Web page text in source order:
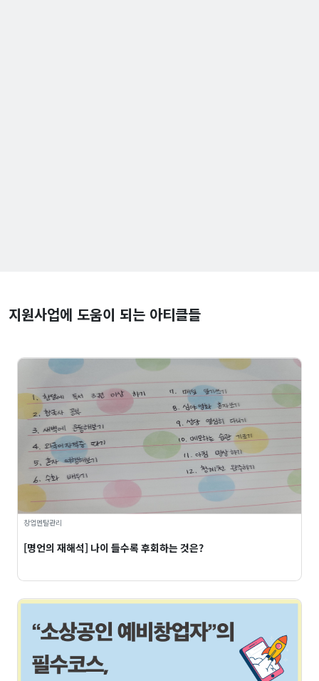
지원사업에 도움이 되는 아티클들
창업멘탈관리
[명언의 재해석] 나이 들수록 후회하는 것은?